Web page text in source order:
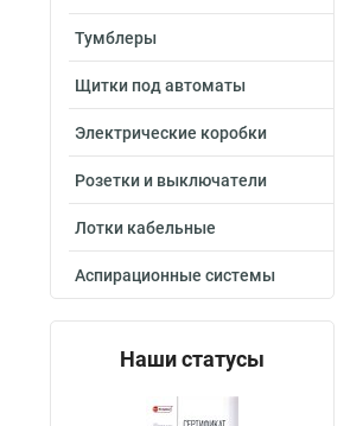
Тумблеры
Щитки под автоматы
Электрические коробки
Розетки и выключатели
Лотки кабельные
Аспирационные системы
Наши статусы